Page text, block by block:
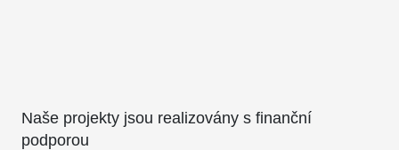
Naše projekty jsou realizovány s finanční
podporou